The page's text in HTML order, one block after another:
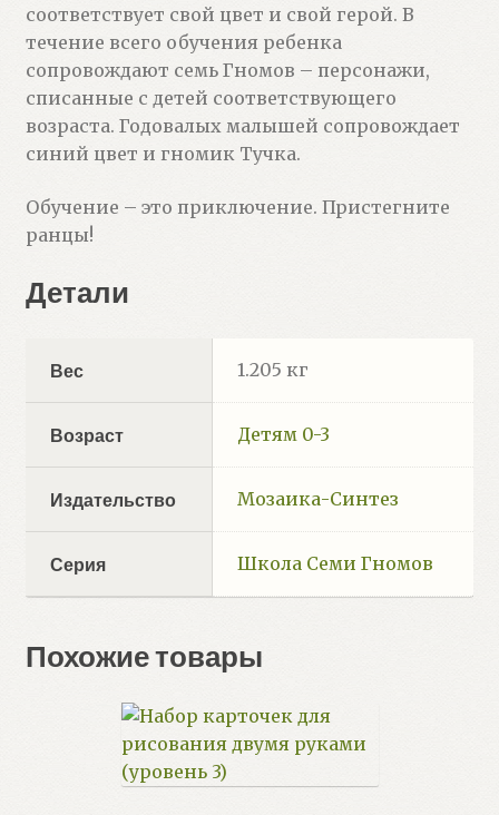
соответствует свой цвет и свой герой. В
течение всего обучения ребенка
сопровождают семь Гномов – персонажи,
списанные с детей соответствующего
возраста. Годовалых малышей сопровождает
синий цвет и гномик Тучка.
Обучение – это приключение. Пристегните
ранцы!
Детали
Вес 1.205 кг
Возраст Детям 0-3
Издательство Мозаика-Синтез
Серия Школа Семи Гномов
Похожие товары